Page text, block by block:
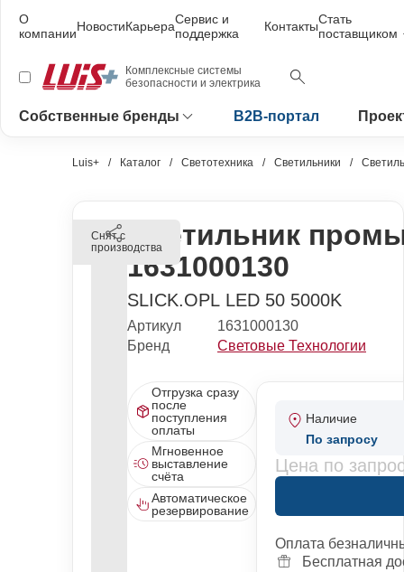
О
компанииНовостиКарьераСервис и
поддержка
КонтактыСтать
поставщиком
Комплексные системы
безопасности и электрика
Собственные бренды B2B-портал
Luis+ Каталог Светотехника Светильники
Снят с
производстваСветильник
1631000130
SLICK.OPL LED 50 5000K
Артикул
1631000130
Бренд
Световые Технологии
Отгрузка сразу
после
поступления
оплаты
Мгновенное
выставление
счёта
Автоматическое
резервирование
Наличие
По запросу
Цена по
Оплата
Бесплатная